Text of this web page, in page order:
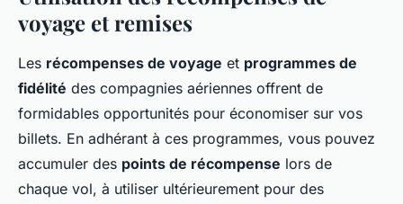
voyage et remises
Les récompenses de voyage et programmes de
fidélité des compagnies aériennes offrent de
formidables opportunités pour économiser sur vos
billets. En adhérant à ces programmes, vous pouvez
accumuler des points de récompense lors de
chaque vol, à utiliser ultérieurement pour des